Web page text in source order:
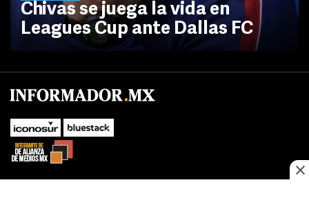
Chivas se juega la vida en
Leagues Cup ante Dallas FC